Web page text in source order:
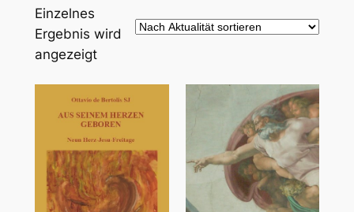
Einzelnes
Ergebnis wird
angezeigt